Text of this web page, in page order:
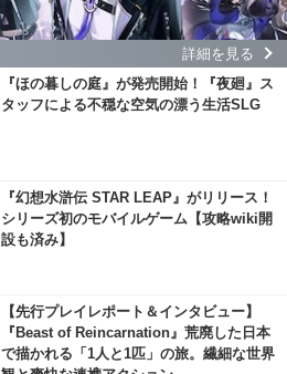
詳細を見る
『ほの暮しの庭』が発売開始！『夜廻』ス
タッフによる不穏な空気の漂う生活SLG
『幻想水滸伝 STAR LEAP』がリリース！
シリーズ初のモバイルゲーム【攻略wiki開
設も済み】
【先行プレイレポート＆インタビュー】
『Beast of Reincarnation』荒廃した日本
で描かれる「1人と1匹」の旅。繊細な世界